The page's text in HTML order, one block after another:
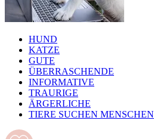
HUND
KATZE
GUTE
ÜBERRASCHENDE
INFORMATIVE
TRAURIGE
ÄRGERLICHE
TIERE SUCHEN MENSCHEN